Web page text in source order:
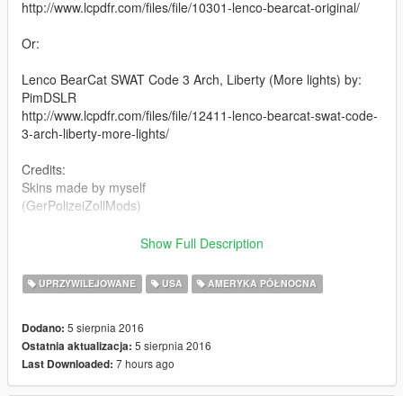
http://www.lcpdfr.com/files/file/10301-lenco-bearcat-original/
Or:
Lenco BearCat SWAT Code 3 Arch, Liberty (More lights) by:
PimDSLR
http://www.lcpdfr.com/files/file/12411-lenco-bearcat-swat-code-
3-arch-liberty-more-lights/
Credits:
Skins made by myself
(GerPolizeiZollMods)
First Model (Lenco Bearcat [Original] 2.1)was made by:
Second Model (Lenco BearCat SWAT Code 3 Arch, Liberty
PimDSLR
Show Full Description
UPRZYWILEJOWANE USA AMERYKA PÓŁNOCNA
Dodano: 5 sierpnia 2016
Ostatnia aktualizacja: 5 sierpnia 2016
Last Downloaded: 7 hours ago